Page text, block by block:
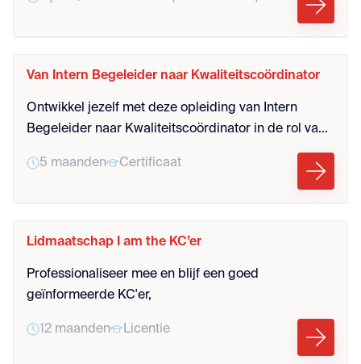
hun leiderschap en onderwijsimpact. Ideaal voor
Van Intern Begeleider naar Kwaliteitscoördinator
Ontwikkel jezelf met deze opleiding van Intern
Begeleider naar Kwaliteitscoördinator in de rol van
5 maanden
Certificaat
Lidmaatschap I am the KC’er
Professionaliseer mee en blijf een goed
geïnformeerde KC'er,
12 maanden Licentie